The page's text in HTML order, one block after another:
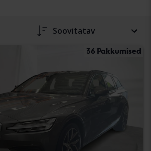
Soovitatav
36 Pakkumised